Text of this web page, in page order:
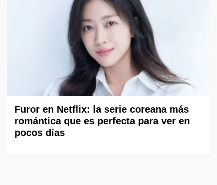
Furor en Netflix: la serie coreana más
romántica que es perfecta para ver en
pocos días